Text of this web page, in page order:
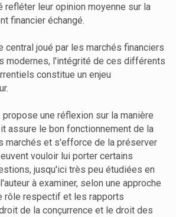
refléter leur opinion moyenne sur la
financier échangé.
central joué par les marchés financiers
modernes, l'intégrité de ces différents
constitue un enjeu
une réflexion sur la manière
assure le bon fonctionnement de la
marchés et s'efforce de la préserver
vouloir lui porter certains
jusqu'ici très peu étudiées en
à examiner, selon une approche
rôle respectif et les rapports
de la conçurrence et le droit des